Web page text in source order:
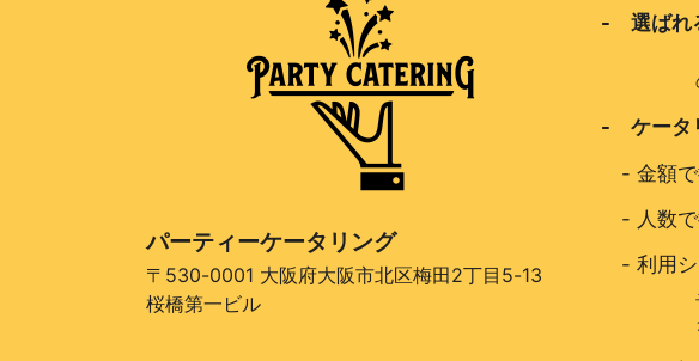
パーティーケータリング
〒530-0001 大阪府大阪市北区梅田2丁目5-13
桜橋第一ビル
- 選ばれ
- ケータ
- 金額
- 人数
- 利用